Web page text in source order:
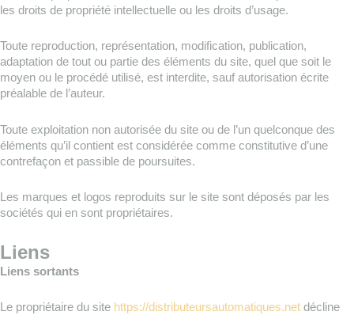
les droits de propriété intellectuelle ou les droits d’usage.
Toute reproduction, représentation, modification, publication,
adaptation de tout ou partie des éléments du site, quel que soit le
moyen ou le procédé utilisé, est interdite, sauf autorisation écrite
préalable de l’auteur.
Toute exploitation non autorisée du site ou de l’un quelconque des
éléments qu’il contient est considérée comme constitutive d’une
contrefaçon et passible de poursuites.
Les marques et logos reproduits sur le site sont déposés par les
sociétés qui en sont propriétaires.
Liens
Liens sortants
Le propriétaire du site https://distributeursautomatiques.net décline